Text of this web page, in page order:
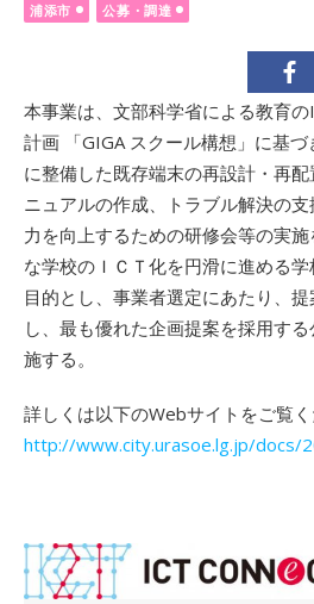
浦添市
公募・調達
本事業は、文部科学省による教育
計画 「GIGA スクール構想」に基
に整備した既存端末の再設計・再
ニュアルの作成、トラブル解決の
力を向上するための研修会等の実
な学校のＩＣＴ化を円滑に進める
目的とし、事業者選定にあたり、
し、最も優れた企画提案を採用す
施する。
詳しくは以下のWebサイトをご覧く
http://www.city.urasoe.lg.jp/docs/